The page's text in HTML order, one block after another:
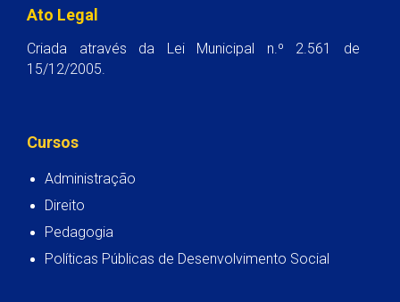
Ato Legal
Criada através da Lei Municipal n.º 2.561 de
15/12/2005.
Cursos
Administração
Direito
Pedagogia
Políticas Públicas de Desenvolvimento Social